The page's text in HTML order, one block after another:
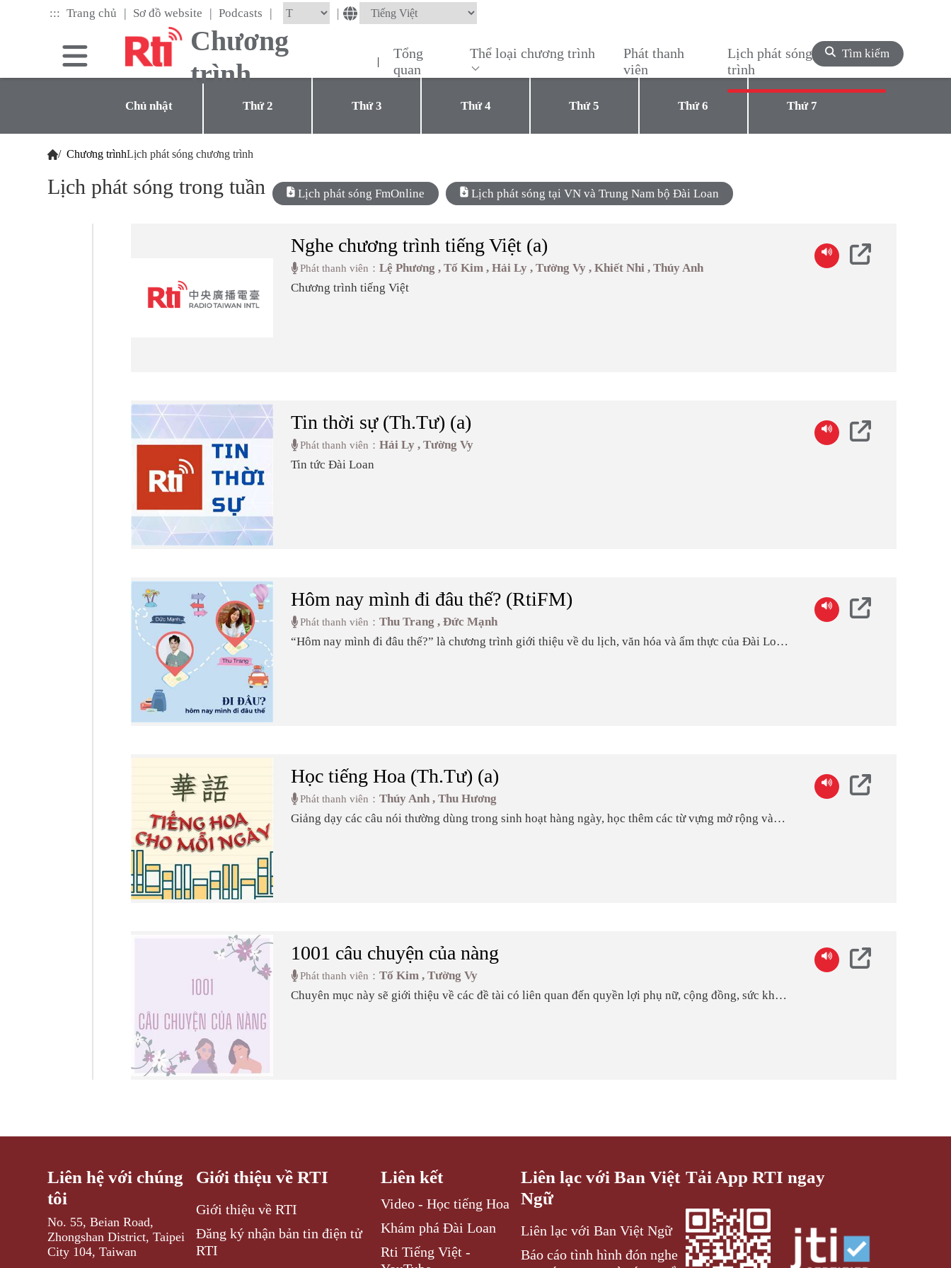
::: Trang chủ | Sơ đồ website | Podcasts | |
Chương
trình
|
Tổng
quan
Thể loại chương trình
Phát thanh
viên
Lịch phát sóng chương
trình
Tìm kiếm
Chủ nhật Thứ 2 Thứ 3 Thứ 4 Thứ 5 Thứ 6 Thứ 7
/Chương trìnhLịch phát sóng chương trình
Lịch phát sóng trong tuần Lịch phát sóng FmOnline Lịch phát sóng tại VN và Trung Nam bộ Đài Loan
Nghe chương trình tiếng Việt (a)
Phát thanh viên：Lệ Phương , Tố Kim , Hải Ly , Tường Vy , Khiết Nhi , Thúy Anh
Chương trình tiếng Việt
Tin thời sự (Th.Tư) (a)
Phát thanh viên：Hải Ly , Tường Vy
Tin tức Đài Loan
Hôm nay mình đi đâu thế? (RtiFM)
Phát thanh viên：Thu Trang , Đức Mạnh
“Hôm nay mình đi đâu thế?” là chương trình giới thiệu về du lịch, văn hóa và ẩm thực của Đài Loan
Học tiếng Hoa (Th.Tư) (a)
Phát thanh viên：Thúy Anh , Thu Hương
Giảng dạy các câu nói thường dùng trong sinh hoạt hàng ngày, học thêm các từ vựng mở rộng và
1001 câu chuyện của nàng
Phát thanh viên：Tố Kim , Tường Vy
Chuyên mục này sẽ giới thiệu về các đề tài có liên quan đến quyền lợi phụ nữ, cộng đồng, sức khỏe,
Liên hệ với chúng
tôi
No. 55, Beian Road,
Zhongshan District, Taipei
City 104, Taiwan
Giới thiệu về RTI
Giới thiệu về RTI
Đăng ký nhận bản tin điện tử
RTI
Liên kết
Video - Học tiếng Hoa
Khám phá Đài Loan
Rti Tiếng Việt -
Liên lạc với Ban Việt
Ngữ
Liên lạc với Ban Việt Ngữ
Báo cáo tình hình đón nghe
Tải App RTI ngay